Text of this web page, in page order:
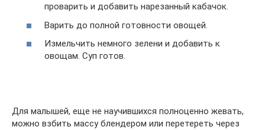
проварить и добавить нарезанный кабачок.
Варить до полной готовности овощей.
Измельчить немного зелени и добавить к
овощам. Суп готов.
Для малышей, еще не научившихся полноценно жевать,
можно взбить массу блендером или перетереть через